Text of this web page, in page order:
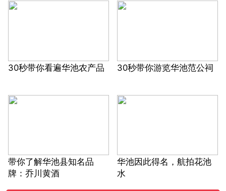
30秒带你看遍华池农产品 30秒带你游览华池范公祠
带你了解华池县知名品
牌：乔川黄酒
华池因此得名，航拍花池
水